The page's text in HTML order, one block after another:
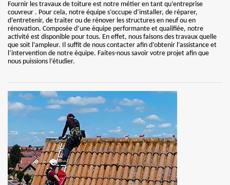
Fournir les travaux de toiture est notre métier en tant qu’entreprise
couvreur . Pour cela, notre équipe s’occupe d’installer, de réparer,
d’entretenir, de traiter ou de rénover les structures en neuf ou en
rénovation. Composée d’une équipe performante et qualifiée, notre
activité est disponible pour tous. En effet, nous faisons des travaux quelle
que soit l’ampleur. Il suffit de nous contacter afin d’obtenir l’assistance et
l’intervention de notre équipe. Faites-nous savoir votre projet afin que
nous puissions l’étudier.